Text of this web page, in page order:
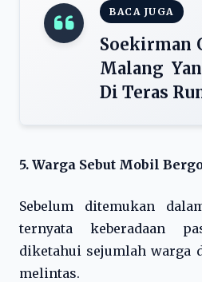
BACA JUGA
Soekirman
Malang
Di Teras
5. Warga Sebut Mobil
Sebelum ditemukan
ternyata keberadaan
diketahui sejumlah warga
melintas.